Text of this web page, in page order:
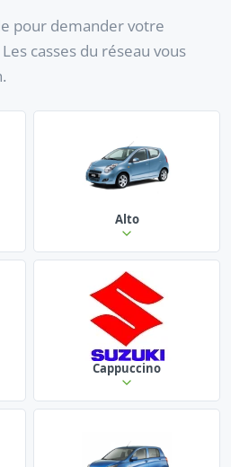
pour demander votre
casses du réseau vous
Alto
Cappuccino